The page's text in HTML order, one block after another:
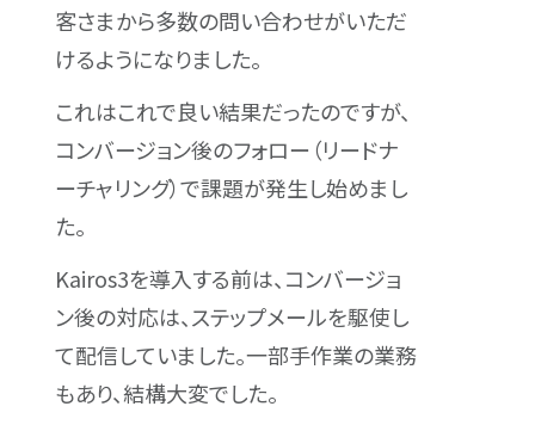
客さまから多数の問い合わせがいただ
けるようになりました。
これはこれで良い結果だったのですが、
コンバージョン後のフォロー（リードナ
ーチャリング）で課題が発生し始めまし
た。
Kairos3を導入する前は、コンバージョ
ン後の対応は、ステップメールを駆使し
て配信していました。一部手作業の業務
もあり、結構大変でした。